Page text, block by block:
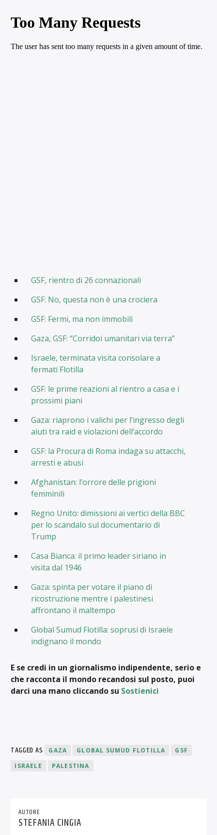
GSF, rientro di 26 connazionali
GSF: No, questa non è una crociera
GSF: Fermi, ma non immobili
Gaza, GSF: “Corridoi umanitari via terra”
Israele, terminata visita consolare a
fermati Flotilla
GSF: le prime reazioni al rientro a casa e i
prossimi piani
Gaza: riaprono i valichi per l’ingresso degli
aiuti tra raid e violazioni dell’accordo
GSF: la Procura di Roma indaga su attacchi,
arresti e abusi
Afghanistan: l’orrore delle prigioni
femminili
Regno Unito: dimissioni ai vertici della BBC
per lo scandalo sul documentario di
Trump
Casa Bianca: il primo leader siriano in
visita dal 1946
Gaza: spinta per votare il piano di
ricostruzione mentre i palestinesi
affrontano il maltempo
Global Sumud Flotilla: soprusi di Israele
indignano il mondo
E se credi in un giornalismo indipendente, serio e
che racconta il mondo recandosi sul posto, puoi
darci una mano cliccando su Sostienici
TAGGED AS GAZA GLOBAL SUMUD FLOTILLA
GSF
ISRAELE
PALESTINA
AUTORE
STEFANIA CINGIA